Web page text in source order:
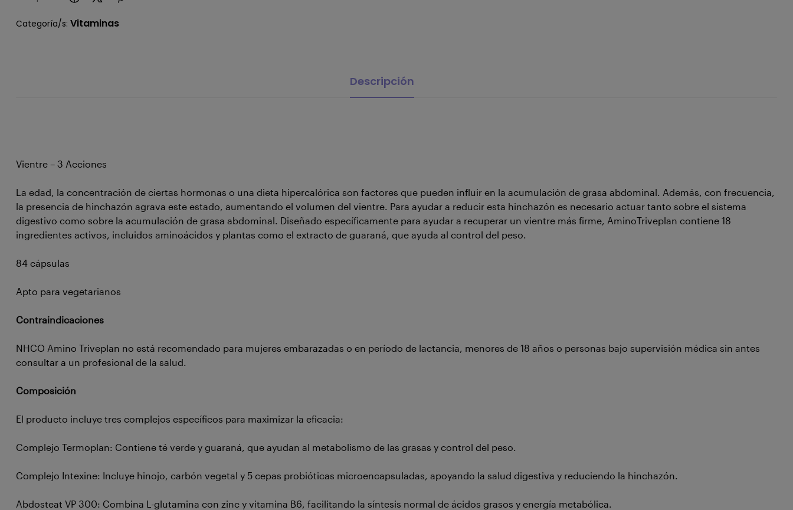
Categoría/s: Vitaminas
Descripción
Vientre – 3 Acciones
La edad, la concentración de ciertas hormonas o una dieta hipercalórica son factores que pueden influir en la acumulación de grasa abdominal. Además, con frecuencia,
la presencia de hinchazón agrava este estado, aumentando el volumen del vientre. Para ayudar a reducir esta hinchazón es necesario actuar tanto sobre el sistema
digestivo como sobre la acumulación de grasa abdominal. Diseñado específicamente para ayudar a recuperar un vientre más firme, AminoTriveplan contiene 18
ingredientes activos, incluidos aminoácidos y plantas como el extracto de guaraná, que ayuda al control del peso.
84 cápsulas
Apto para vegetarianos
Contraindicaciones
NHCO Amino Triveplan no está recomendado para mujeres embarazadas o en período de lactancia, menores de 18 años o personas bajo supervisión médica sin antes
consultar a un profesional de la salud.
Composición
El producto incluye tres complejos específicos para maximizar la eficacia:
Complejo Termoplan: Contiene té verde y guaraná, que ayudan al metabolismo de las grasas y control del peso.
Complejo Intexine: Incluye hinojo, carbón vegetal y 5 cepas probióticas microencapsuladas, apoyando la salud digestiva y reduciendo la hinchazón.
Abdosteat VP 300: Combina L-glutamina con zinc y vitamina B6, facilitando la síntesis normal de ácidos grasos y energía metabólica.